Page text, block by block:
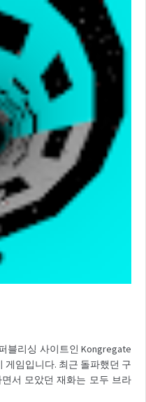
블리싱 사이트인 Kongregate
게임입니다. 최근 돌파했던 구
서 모았던 재화는 모두 브라